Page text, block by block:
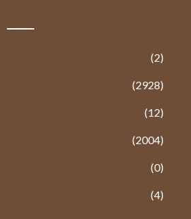
(2)
(2928)
(12)
(2004)
(0)
(4)